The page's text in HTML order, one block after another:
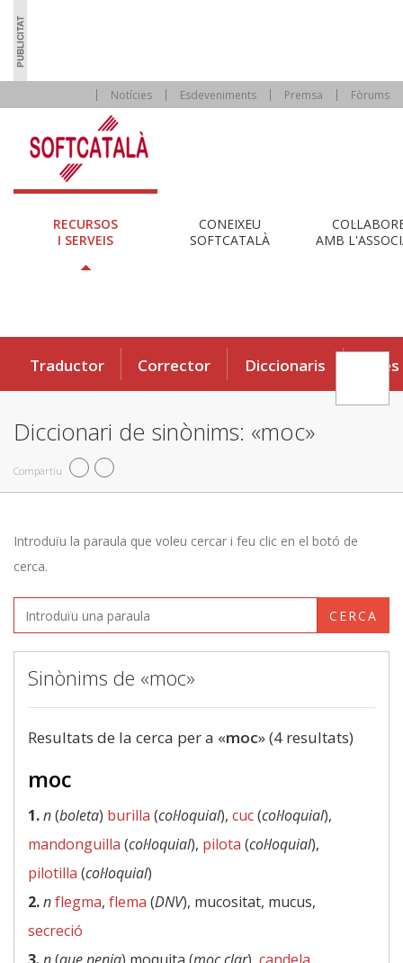
Notícies Esdeveniments Premsa Fòrums
RECURSOS
I SERVEIS
CONEIXEU
SOFTCATALÀ
AMB
Traductor Corrector Diccionaris Eines
Diccionari de sinònims: «moc»
Compartiu
Introduïu la paraula que voleu cercar i feu clic en el botó de
cerca.
CERCA
Sinònims de «moc»
Resultats de la cerca per a «moc» (4 resultats)
moc
1.n(boleta) burilla (col·loquial), cuc(col·loquial),
mandonguilla (col·loquial), pilota (col·loquial),
pilotilla (col·loquial)
2.nflegma, flema (DNV), mucositat, mucus,
secreció